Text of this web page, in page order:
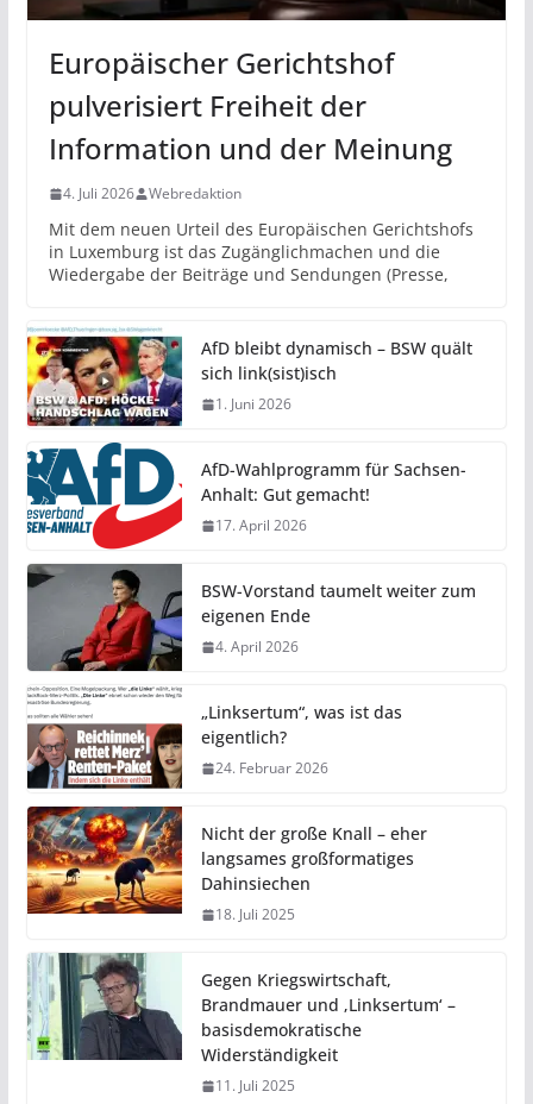
Europäischer Gerichtshof
pulverisiert Freiheit der
Information und der Meinung
4. Juli 2026 Webredaktion
Mit dem neuen Urteil des Europäischen Gerichtshofs
in Luxemburg ist das Zugänglichmachen und die
Wiedergabe der Beiträge und Sendungen (Presse,
AfD bleibt dynamisch – BSW quält
sich link(sist)isch
1. Juni 2026
AfD-Wahlprogramm für Sachsen-
Anhalt: Gut gemacht!
17. April 2026
BSW-Vorstand taumelt weiter zum
eigenen Ende
4. April 2026
„Linksertum“, was ist das
eigentlich?
24. Februar 2026
Nicht der große Knall – eher
langsames großformatiges
Dahinsiechen
18. Juli 2025
Gegen Kriegswirtschaft,
Brandmauer und ‚Linksertum‘ –
basisdemokratische
Widerständigkeit
11. Juli 2025